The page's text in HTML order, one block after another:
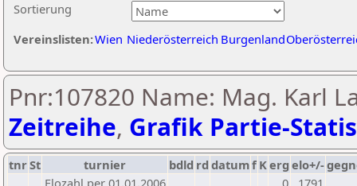
Sortierung
Vereinslisten:Wien Niederösterreich Burgenland
Pnr:107820 Name: Mag. Karl
Zeitreihe, Grafik Partie-
tnrSt turnier bdld rd datumf Kerg elo+/-
Elozahl per 01.01.2006
0
1791